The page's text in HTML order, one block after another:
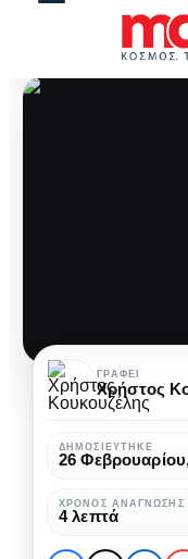
Απόκριες
στη
Σκύρο!
ΓΡΆΦΕΙ
Χρήστος
ΔΗΜΟΣΙΕΎΤΗΚΕ
26
ΧΡΌΝΟΣ ΑΝΆΓΝΩΣΗΣ
4 λεπτά